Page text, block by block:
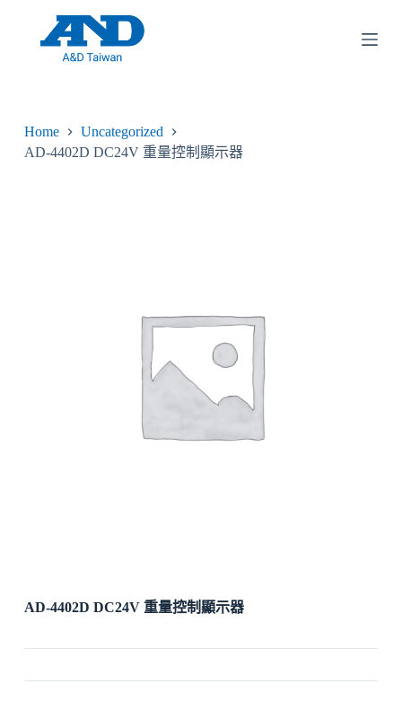
容
Home
Uncategorized
AD-4402D DC24V 重量控制顯示器
AD-4402D DC24V 重量控制顯示器